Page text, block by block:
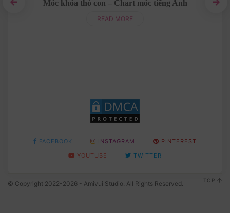
Móc khóa thỏ con – Chart móc tiếng Anh
READ MORE
FACEBOOK INSTAGRAM
PINTEREST
YOUTUBE
TWITTER
© Copyright 2022-2026 - Amivui Studio. All Rights Reserved. TOP